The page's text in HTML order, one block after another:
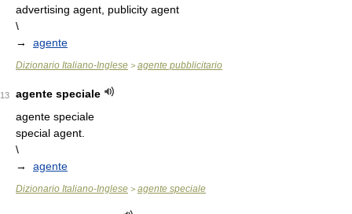
advertising agent, publicity agent
\
→ agente
Dizionario Italiano-Inglese > agente pubblicitario
13
agente speciale
agente speciale
special agent.
\
→ agente
Dizionario Italiano-Inglese > agente speciale